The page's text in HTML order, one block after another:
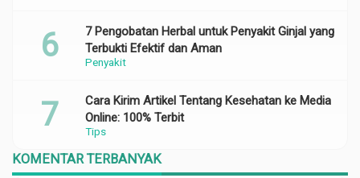
Penyakit
7 Pengobatan Herbal untuk Penyakit Ginjal yang
Terbukti Efektif dan Aman
Tips
Cara Kirim Artikel Tentang Kesehatan ke Media
Online: 100% Terbit
KOMENTAR TERBANYAK